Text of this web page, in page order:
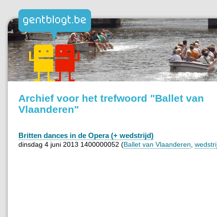
Archief voor het trefwoord "Ballet van
Vlaanderen"
Britten dances in de Opera (+ wedstrijd)
dinsdag 4 juni 2013 1400000052 (Ballet van Vlaanderen